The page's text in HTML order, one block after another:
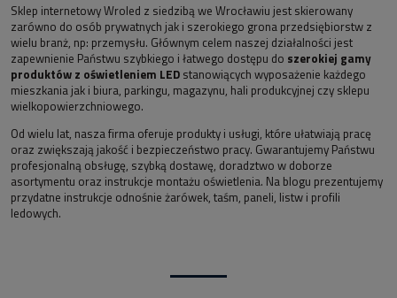
Sklep internetowy Wroled z siedzibą we Wrocławiu jest skierowany
zarówno do osób prywatnych jak i szerokiego grona przedsiębiorstw z
wielu branż, np: przemysłu. Głównym celem naszej działalności jest
zapewnienie Państwu szybkiego i łatwego dostępu do szerokiej gamy
produktów z oświetleniem LED stanowiących wyposażenie każdego
mieszkania jak i biura, parkingu, magazynu, hali produkcyjnej czy sklepu
wielkopowierzchniowego.
Od wielu lat, nasza firma oferuje produkty i usługi, które ułatwiają pracę
oraz zwiększają jakość i bezpieczeństwo pracy. Gwarantujemy Państwu
profesjonalną obsługę, szybką dostawę, doradztwo w doborze
asortymentu oraz instrukcje montażu oświetlenia. Na blogu prezentujemy
przydatne instrukcje odnośnie żarówek, taśm, paneli, listw i profili
ledowych.